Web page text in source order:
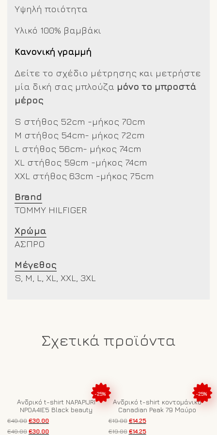
Υψηλή ποιότητα
Υλικό 100% βαμβάκι
Κανονική γραμμή
Δείτε το σχέδιο μέτρησης και μετρήστε
μία δική σας μπλούζα μόνο το μπροστά
μέρος
S στήθος 52cm -μήκος 70cm
M στήθος 54cm- μήκος 72cm
L στήθος 56cm- μήκος 74cm
XL στήθος 59cm -μήκος 74cm
XXL στήθος 63cm -μήκος 75cm
Brand
TOMMY HILFIGER
Χρώμα
ΑΣΠΡΟ
Μέγεθος
S, M, L, XL, XXL, 3XL
Σχετικά προϊόντα
-25%
Ανδρικό t-shirt NAPAPIJRI
NP0A4IE5 Black beauty
€40.00 Original
price
€30.00Η
Αυτό
€40.00 Original
€30.00Η
-25%
Ανδρικό t-shirt κοντομάνικο
Canadian Peak 79 Μαύρο
€19.00 Original
price
€14.25Η
τρέχουσα
Αυτό
€19.00 Original
€14.25Η